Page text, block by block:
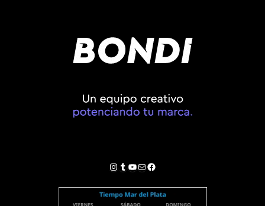
Instagram
Tumblr
YouTube
Correo electrónico
Facebook